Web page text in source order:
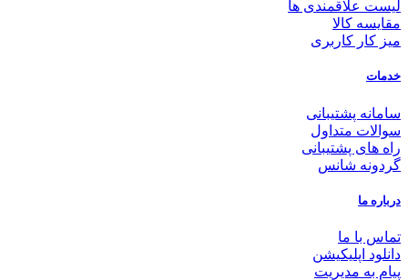
لیست علاقمندی ها
مقایسه کالا
میز کار کاربری
خدمات
سامانه پشتیبانی
سوالات متداول
راه های پشتیبانی
گردونه شانس
درباره ما
تماس با ما
دانلود اپلیکیشن
پیام به مدیریت